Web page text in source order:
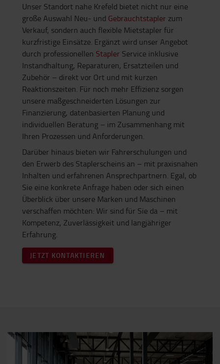
Unser Standort nahe Krefeld bietet nicht nur eine
große Auswahl Neu- und Gebrauchtstapler zum
Verkauf, sondern auch flexible Mietstapler für
kurzfristige Einsätze. Ergänzt wird unser Angebot
durch professionellen Stapler Service inklusive
Instandhaltung, Reparaturen, Ersatzteilen und
Zubehör – direkt vor Ort und mit kurzen
Reaktionszeiten. Für noch mehr Effizienz sorgen
unsere maßgeschneiderten Lösungen zur
Finanzierung, datenbasierten Planung und
individuellen Beratung – im Zusammenhang mit
Ihren Prozessen und Anforderungen.
Darüber hinaus bieten wir Fahrerschulungen und
den Erwerb des Staplerscheins an – mit praxisnahen
Inhalten und erfahrenen Ansprechpartnern. Egal, ob
Sie eine konkrete Anfrage haben oder sich einen
Überblick über unsere Marken und Maschinen
verschaffen möchten: Wir sind für Sie da – mit
Kompetenz, Zuverlässigkeit und langjähriger
Erfahrung.
JETZT KONTAKTIEREN